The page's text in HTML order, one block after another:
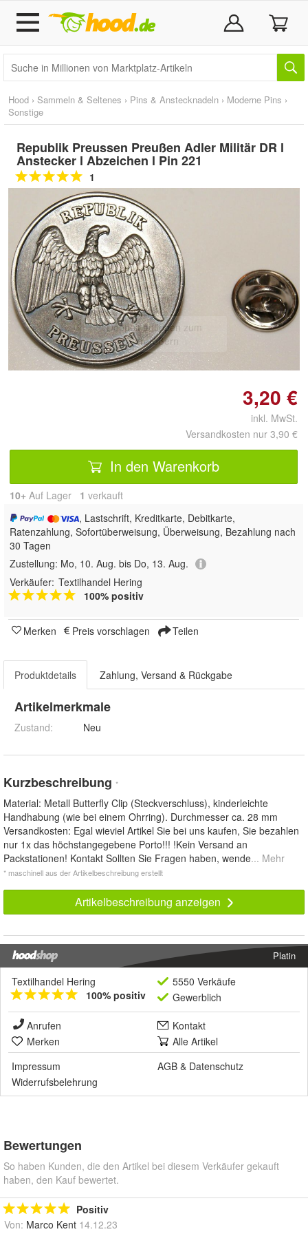
Hood › Sammeln & Seltenes › Pins & Anstecknadeln › Moderne Pins ›
Sonstige
Republik Preussen Preußen Adler Militär DR l
Anstecker l Abzeichen l Pin 221
1
Doppelt antippen zum
vergrößern
3,20 €
inkl. MwSt.
Versandkosten nur 3,90 €
In den Warenkorb
10+ Auf Lager 1 verkauft
, Lastschrift, Kreditkarte, Debitkarte,
Ratenzahlung, Sofortüberweisung, Überweisung, Bezahlung nach
30 Tagen
Zustellung: Mo, 10. Aug. bis Do, 13. Aug.
Verkäufer: Textilhandel Hering
100% positiv
Merken Preis vorschlagen Teilen
Produktdetails Zahlung, Versand & Rückgabe
Artikelmerkmale
Zustand: Neu
Kurzbeschreibung *
Material: Metall Butterfly Clip (Steckverschluss), kinderleichte
Handhabung (wie bei einem Ohrring). Durchmesser ca. 28 mm
Versandkosten: Egal wieviel Artikel Sie bei uns kaufen, Sie bezahlen
nur 1x das höchstangegebene Porto!!! !Kein Versand an
Packstationen! Kontakt Sollten Sie Fragen haben, wende... Mehr
* maschinell aus der Artikelbeschreibung erstellt
Artikelbeschreibung anzeigen
Platin
Textilhandel Hering
100% positiv
5550 Verkäufe
Gewerblich
Anrufen
Kontakt
Merken
Alle Artikel
Impressum
AGB & Datenschutz
Widerrufsbelehrung
Bewertungen
So haben Kunden, die den Artikel bei diesem Verkäufer gekauft
haben, den Kauf bewertet.
Positiv
Von: Marco Kent 14.12.23